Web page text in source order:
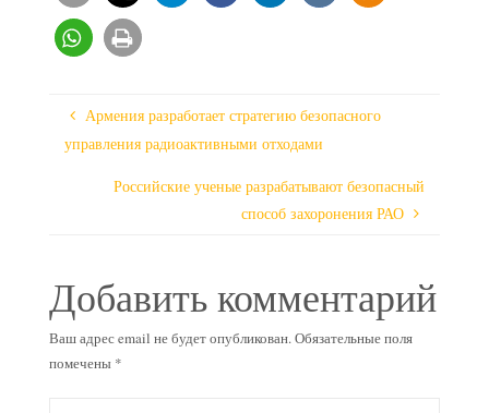
Армения разработает стратегию безопасного
управления радиоактивными отходами
Российские ученые разрабатывают безопасный
способ захоронения РАО
Добавить комментарий
Ваш адрес email не будет опубликован.Обязательные поля
помечены *